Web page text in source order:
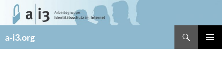
Zum
Inhalt
a-i3.org